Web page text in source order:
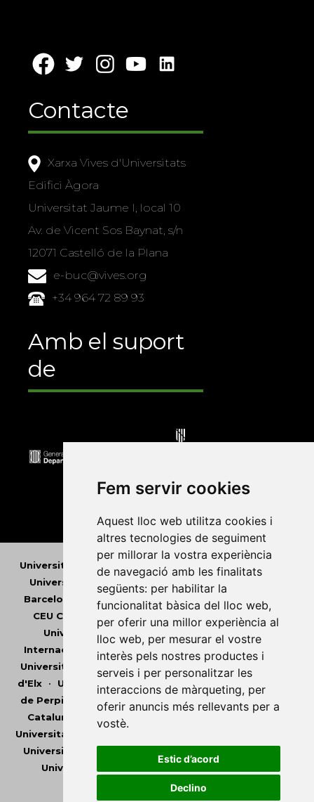
Fem servir cookies
Aquest lloc web utilitza cookies i
altres tecnologies de seguiment
per millorar la vostra experiència
de navegació amb les finalitats
següents: per habilitar la
funcionalitat bàsica del lloc web,
per oferir una millor experiència al
lloc web, per mesurar el vostre
interès pels nostres productes i
serveis i per personalitzar les
interaccions de màrqueting, per
oferir anuncis més rellevants per a
vostè.
Estic d’acord
Declino
Contacte
Xarxa Vives d'Universitats
Edifici Àgora
Universitat Jaume I, local 10
Av. de Vicent Sos Baynat, s/n
12071 Castelló de la Plana
e-buc@vives.org
+34 964 72 89 93
Amb el suport
de
Universitat Abat Oliba CEU • Universitat d'Alacant
Universitat d'Andorra
•
Universitat Autònoma de
Barcelona
Universitat de Barcelona•
Universitat
CEU Cardenal Herrera
Universitat de Girona
•
Universitat de les Illes Balears
Universitat
Internacional de Catalunya
Universitat Jaume I
Universitat de Lleida•
Universitat Miguel Hernández
d'Elx• Universitat Oberta de Catalunya •
de Perpinyà Via Domitia
Universitat Politècnica de
Catalunya
Universitat Politècnica de València
Universitat Pompeu Fabra
Universitat Rovira i Virgili
•
Universitat de València
Universitat Central de Catalunya